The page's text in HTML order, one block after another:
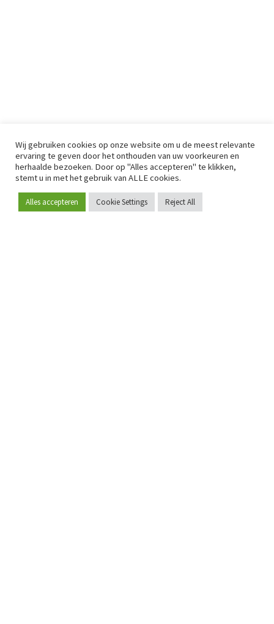
Word lid
Wij gebruiken cookies op onze website om u de meest relevante
ervaring te geven door het onthouden van uw voorkeuren en
herhaalde bezoeken. Door op "Alles accepteren" te klikken,
stemt u in met het gebruik van ALLE cookies.
Alles accepteren Cookie Settings Reject All